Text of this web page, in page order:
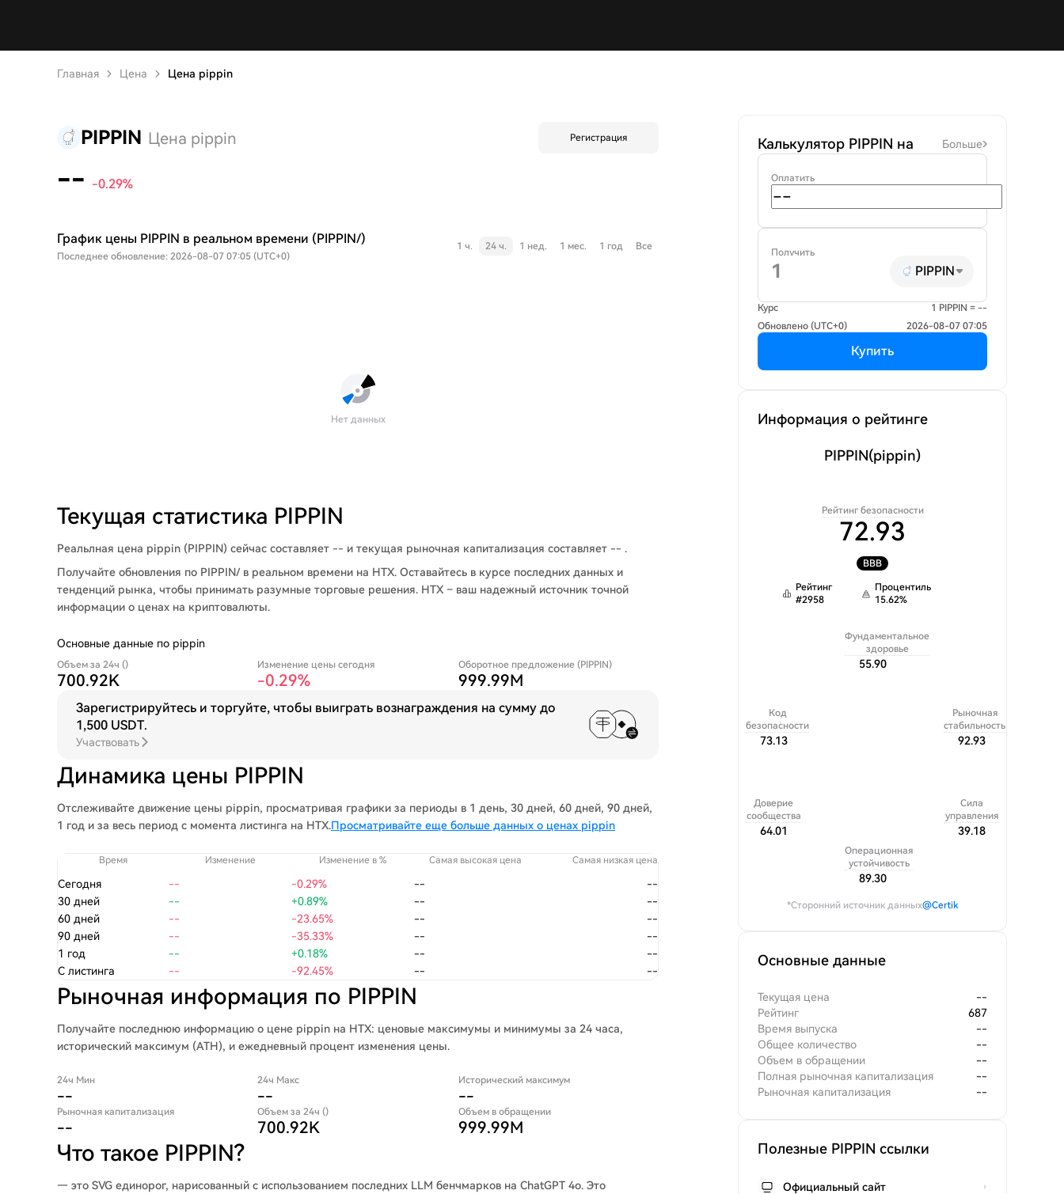
Главная Цена Цена pippin
PIPPIN Цена pippin Регистрация
-- -0.29%
График цены PIPPIN в реальном времени (PIPPIN/)
Последнее обновление: 2026-08-07 07:05 (UTC+0)
1 ч. 24 ч. 1 нед. 1 мес. 1 год Все
Нет данных
Текущая статистика PIPPIN
Реальлная цена pippin (PIPPIN) сейчас составляет -- и текущая рыночная капитализация составляет -- .
Получайте обновления по PIPPIN/ в реальном времени на HTX. Оставайтесь в курсе последних данных и
тенденций рынка, чтобы принимать разумные торговые решения. HTX – ваш надежный источник точной
информации о ценах на криптовалюты.
Основные данные по pippin
Объем за 24ч ()
700.92K
Изменение цены сегодня
-0.29%
Оборотное предложение (PIPPIN)
999.99M
Зарегистрируйтесь и торгуйте, чтобы выиграть вознаграждения на сумму до
1,500 USDT.
Участвовать
Динамика цены PIPPIN
Отслеживайте движение цены pippin, просматривая графики за периоды в 1 день, 30 дней, 60 дней, 90 дней,
1 год и за весь период с момента листинга на HTX.Просматривайте еще больше данных о ценах pippin
Время Изменение Изменение в % Самая высокая цена Самая низкая цена
Сегодня -- -0.29% --
--
30 дней
-- +0.89% --
--
60 дней
-- -23.65% --
--
90 дней
-- -35.33% --
--
1 год
-- +0.18% --
--
С листинга
-- -92.45% -- --
Рыночная информация по PIPPIN
Получайте последнюю информацию о цене pippin на HTX: ценовые максимумы и минимумы за 24 часа,
исторический максимум (ATH), и ежедневный процент изменения цены.
24ч Мин
--
24ч Макс
--
Исторический максимум
--
Рыночная капитализация
--
Объем за 24ч ()
700.92K
Объем в обращении
999.99M
Что такое PIPPIN?
— это SVG единорог, нарисованный с использованием последних LLM бенчмарков на ChatGPT 4o. Это
Калькулятор PIPPIN на Больше
Оплатить
Получить
PIPPIN
Курс
1 PIPPIN = --
Обновлено (UTC+0)
2026-08-07 07:05
Купить
Информация о рейтинге
PIPPIN(pippin)
Рейтинг безопасности
72.93
BBB
Рейтинг
#2958
Процентиль
15.62%
Фундаментальное
здоровье
55.90
Код
безопасности
73.13
Доверие
сообщества
64.01
Операционная
устойчивость
89.30
Сила
управления
39.18
Рыночная
стабильность
92.93
*Сторонний источник данных@Certik
Основные данные
Текущая цена
--
Рейтинг
687
Время выпуска
--
Общее количество
--
Объем в обращении
--
Полная рыночная капитализация
--
Рыночная капитализация
--
Полезные PIPPIN ссылки
Официальный сайт